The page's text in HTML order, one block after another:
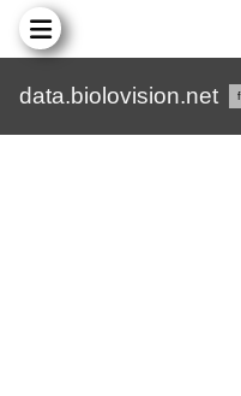
data.biolovision.net